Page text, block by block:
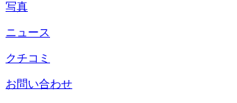
写真
ニュース
クチコミ
お問い合わせ